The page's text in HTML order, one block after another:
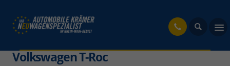
Volkswagen T-Roc